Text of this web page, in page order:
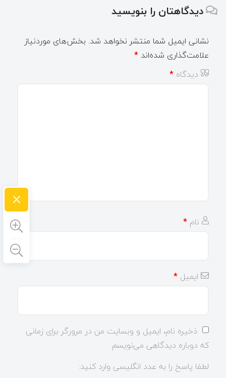
دیدگاهتان را بنویسید
نشانی ایمیل شما منتشر نخواهد شد. بخش‌های موردنیاز
علامت‌گذاری شده‌اند *
دیدگاه *
نام *
ایمیل *
ذخیره نام، ایمیل و وبسایت من در مرورگر برای زمانی
که دوباره دیدگاهی می‌نویسم.
لطفا پاسخ را به عدد انگلیسی وارد کنید:
×